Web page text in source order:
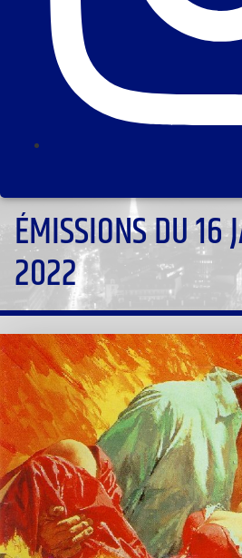
ÉMISSIONS DU 16
2022